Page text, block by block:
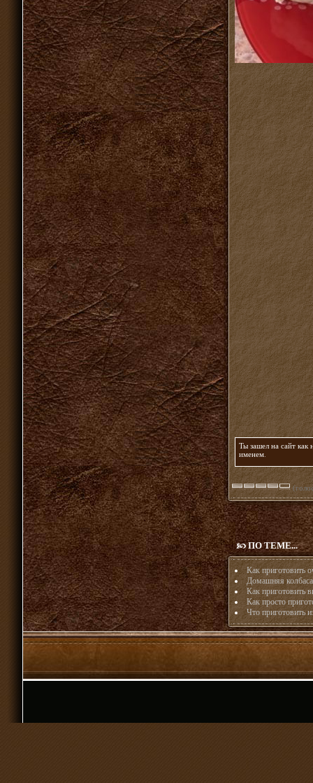
Ты зашел на сайт как
именем
ПО ТЕМЕ...
Как приготовить
Домашняя
Как приготовить
Как просто
Что приготовить